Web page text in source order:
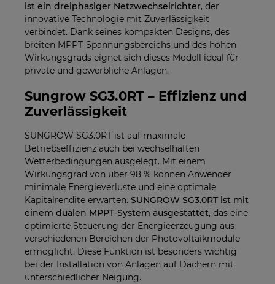
ist ein dreiphasiger Netzwechselrichter, der
innovative Technologie mit Zuverlässigkeit
verbindet. Dank seines kompakten Designs, des
breiten MPPT-Spannungsbereichs und des hohen
Wirkungsgrads eignet sich dieses Modell ideal für
private und gewerbliche Anlagen.
Sungrow SG3.0RT – Effizienz und
Zuverlässigkeit
SUNGROW SG3.0RT ist auf maximale
Betriebseffizienz auch bei wechselhaften
Wetterbedingungen ausgelegt. Mit einem
Wirkungsgrad von über 98 % können Anwender
minimale Energieverluste und eine optimale
Kapitalrendite erwarten. SUNGROW SG3.0RT ist mit
einem dualen MPPT-System ausgestattet, das eine
optimierte Steuerung der Energieerzeugung aus
verschiedenen Bereichen der Photovoltaikmodule
ermöglicht. Diese Funktion ist besonders wichtig
bei der Installation von Anlagen auf Dächern mit
unterschiedlicher Neigung.